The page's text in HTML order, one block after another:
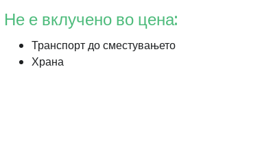
Не е вклучено во цена:
Транспорт до сместувањето
Храна